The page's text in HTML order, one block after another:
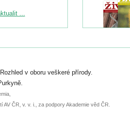
ke konferenci
do 6. září.
nebo
...
v oboru veškeré přírody.
ČR, v. v. i., za podpory Akademie věd ČR.